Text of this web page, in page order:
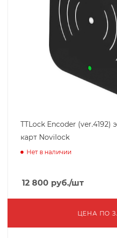
TTLock Encoder
карт Novilock
Нет в наличии
12 800 руб./шт
ЦЕНА ПО